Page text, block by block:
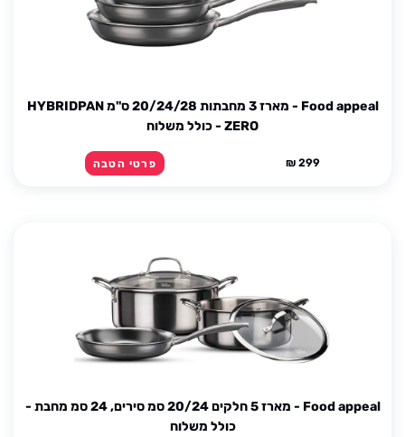
Food appeal - מארז 3 מחבתות 20/24/28 ס''מ HYBRIDPAN
ZERO - כולל משלוח
299 ₪ פרטי הטבה
Food appeal - מארז 5 חלקים 20/24 סמ סירים, 24 סמ מחבת -
כולל משלוח